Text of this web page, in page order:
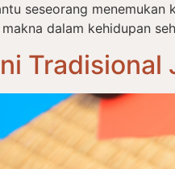
seseorang
dalam kehidupan
Tradisional